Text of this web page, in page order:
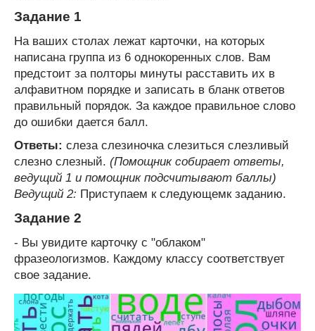
Задание 1
На ваших столах лежат карточки, на которых
написана группа из 6 однокоренных слов. Вам
предстоит за полторы минуты расставить их в
алфавитном порядке и записать в бланк ответов
правильный порядок. За каждое правильное слово
до ошибки дается балл.
Ответы: слеза слезиночка слезиться слезливый
слезно слезный. (Помощник собирает ответы,
ведущий 1 и помощник подсчитывают баллы)
Ведущий 2: Приступаем к следующемк заданию.
Задание 2
- Вы увидите карточку с "облаком"
фразеологизмов. Каждому классу соответствует
свое задание.